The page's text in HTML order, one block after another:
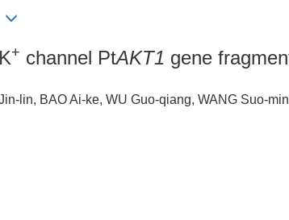
+ channel PtAKT1 gene
lin, BAO Ai-ke, WU Guo-qiang, WANG Suo-